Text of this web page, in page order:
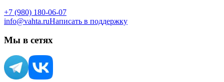
+7 (980) 180-06-07
info@vahta.ruНаписать в поддержку
Мы в сетях